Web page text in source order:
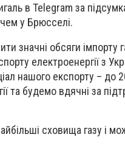
в Telegram за
у Брюсселі.
значні обсяги імпорту
електроенергії з
нашого експорту –
та будемо вдячні за
сховища газу і